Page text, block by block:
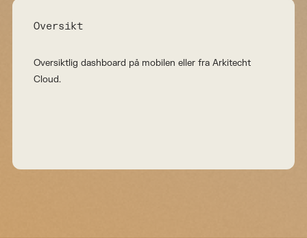
Oversikt
Oversiktlig dashboard på mobilen eller fra Arkitecht
Cloud.